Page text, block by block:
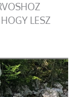
LESZ